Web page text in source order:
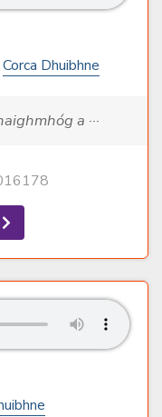
Corca Dhuibhne
a ···